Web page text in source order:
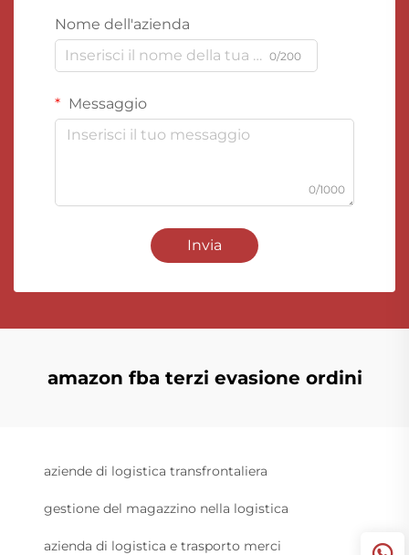
Nome dell'azienda
0/200
Messaggio
0/1000
Invia
amazon fba terzi evasione ordini
aziende di logistica transfrontaliera
gestione del magazzino nella logistica
azienda di logistica e trasporto merci